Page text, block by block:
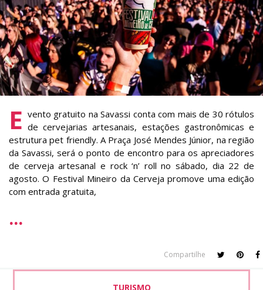
E vento gratuito na Savassi conta com mais de 30 rótulos
de cervejarias artesanais, estações gastronômicas e
estrutura pet friendly. A Praça José Mendes Júnior, na região
da Savassi, será o ponto de encontro para os apreciadores
de cerveja artesanal e rock ‘n’ roll no sábado, dia 22 de
agosto. O Festival Mineiro da Cerveja promove uma edição
com entrada gratuita,
Compartilhe
TURISMO